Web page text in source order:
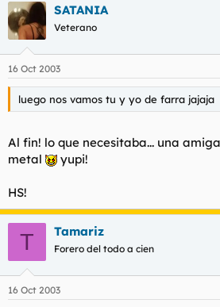
SATANIA
Veterano
16 Oct 2003
luego nos vamos tu y yo de farra jajaja
Al fin! lo que necesitaba... una
metal
yupi!
HS!
T Tamariz
Forero del todo a cien
16 Oct 2003